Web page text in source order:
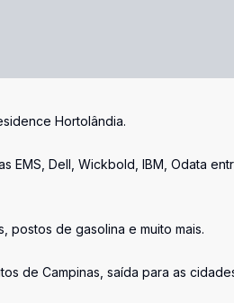
Hortolândia.
EMS, Dell, Wickbold, IBM, Odata
postos de gasolina e muito mais.
de Campinas, saída para as